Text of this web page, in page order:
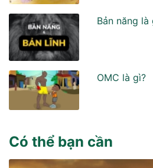
Bản năng
OMC là gì?
Có thể bạn cần